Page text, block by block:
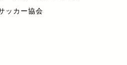
ッカー協会